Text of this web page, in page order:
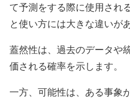
て予測をする際に使用され
と使い方には大きな違いが
蓋然性は、過去のデータや
価される確率を示します。
一方、可能性は、ある事象